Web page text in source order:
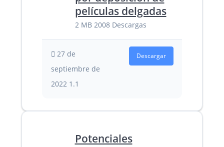
películas delgadas
2 MB 2008 Descargas
27 de
septiembre de
2022 1.1
Descargar
Potenciales